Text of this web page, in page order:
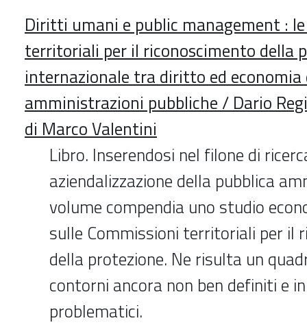
Diritti umani e public management :
territoriali per il riconoscimento della
internazionale tra diritto ed economia
amministrazioni pubbliche / Dario
di Marco Valentini
Libro. Inserendosi nel filone di
aziendalizzazione della pubblica
volume compendia uno studio
sulle Commissioni territoriali per il
della protezione. Ne risulta un
contorni ancora non ben definiti e
problematici.